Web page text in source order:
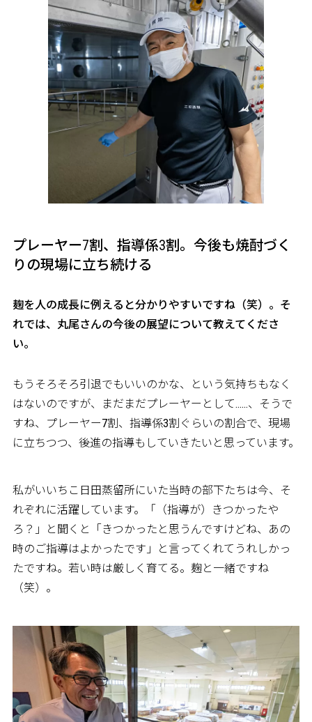
プレーヤー7割、指導係3割。今後も焼酎づく
りの現場に立ち続ける
――麹を人の成長に例えると分かりやすいですね（笑）。そ
れでは、丸尾さんの今後の展望について教えてくださ
い。
もうそろそろ引退でもいいのかな、という気持ちもなく
はないのですが、まだまだプレーヤーとして……、そうで
すね、プレーヤー7割、指導係3割ぐらいの割合で、現場
に立ちつつ、後進の指導もしていきたいと思っています。
私がいいちこ日田蒸留所にいた当時の部下たちは今、そ
れぞれに活躍しています。「（指導が）きつかったや
ろ？」と聞くと「きつかったと思うんですけどね、あの
時のご指導はよかったです」と言ってくれてうれしかっ
たですね。若い時は厳しく育てる。麹と一緒ですね
（笑）。